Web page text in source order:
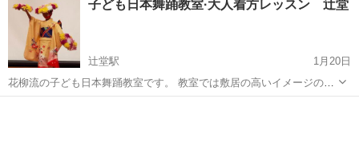
像を鑑賞し、茶話会をします。 ●概要 ・参加費：￥1,000（税込）決済
は現地で現金のみ...
子ども日本舞踊教室·大人着方レッスン 辻堂
辻堂駅
1月20日
花柳流の子ども日本舞踊教室です。 教室では敷居の高いイメージのあ
る日本舞踊を気軽に楽しく始められることを目指しています！ 着物の